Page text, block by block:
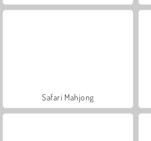
Safari Mahjong